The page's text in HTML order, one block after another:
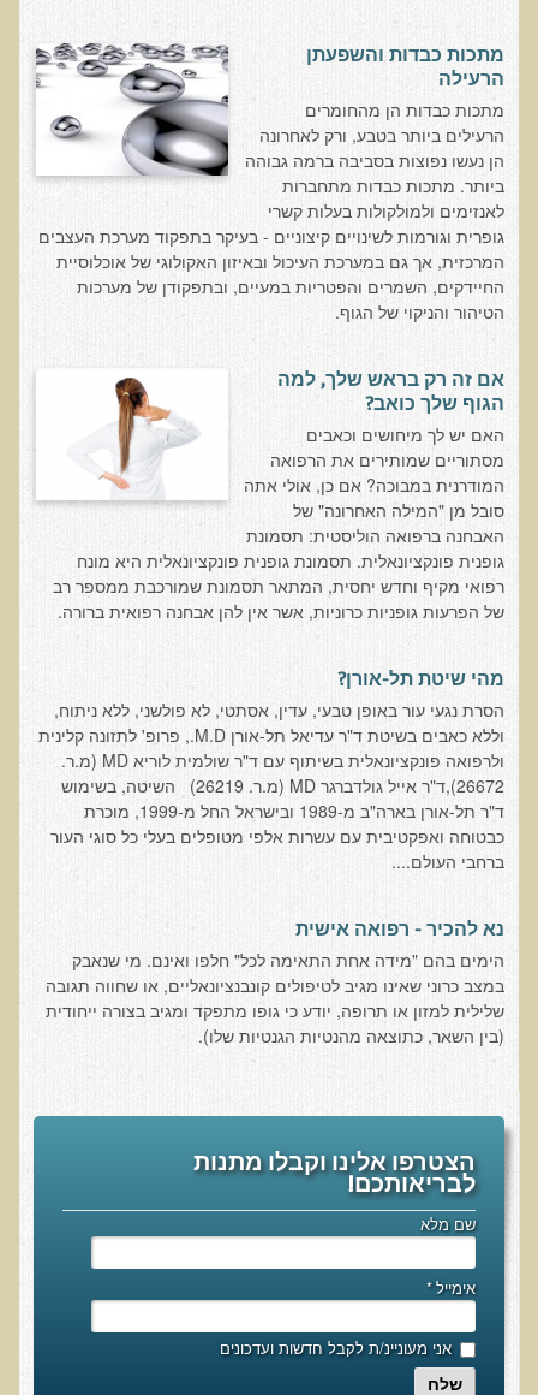
רכישת סדנת מדיטציה
וידאו מדיטציה - כל החלקים
וידאו מדיטציה - חלק 1 - הסבר כללי
טבעונות הלכה למעשה
רכישת סדנת טבעונות הלכה למעשה
הרצאות ואירועים
סדנה בנושא: התא ובריאותך
הרצאות ואירועים קרובים
חבקו את השמש! הרצאת זום
מפגש קולנועי עם דר' עדיאל תל-אורן
כנס אוכלים בריא 8
כנס בריאות העור, השיער והציפורניים - והקשר העמוק לבריאות הגוף
הפנימי והמח
הרצאה: תבוסת הסרטן - מהפכת הגילוי המוקדם
הרצאה: סודות האפיגנטיקה
עידן המחלות האוטו-אימוניות - מינקות ועד בגרות
הרצאות מוקלטות בעברית
תנועה תקינה במפרקים
עיבוד מזון - כל הסודות
הקשר התזונתי בין דלקת לסוכרת
כיצד מזונות תמימים הורסים את בריאותנו
כיצד לחיות חיים ארוכים ובריאים
המזון – תרופה או מניעה
בריאות המוח
תנועת המזון הבריא בשוליים
חיסונים ונושאים נוספים
הרצאה בנושא ניקוי רעלים
טבעונות במשפחה
מתכות כבדות והשפעתן
הרעילה
מתכות כבדות הן מהחומרים
הרעילים ביותר בטבע, ורק לאחרונה
הן נעשו נפוצות בסביבה ברמה גבוהה
ביותר. מתכות כבדות מתחברות
לאנזימים ולמולקולות בעלות קשרי
גופרית וגורמות לשינויים קיצוניים - בעיקר בתפקוד מערכת העצבים
המרכזית, אך גם במערכת העיכול ובאיזון האקולוגי של אוכלוסיית
החיידקים, השמרים והפטריות במעיים, ובתפקודן של מערכות
הטיהור והניקוי של הגוף.
אם זה רק בראש שלך, למה
הגוף שלך כואב?
האם יש לך מיחושים וכאבים
מסתוריים שמותירים את הרפואה
המודרנית במבוכה? אם כן, אולי אתה
סובל מן "המילה האחרונה" של
האבחנה ברפואה הוליסטית: תסמונת
גופנית פונקציונאלית. תסמונת גופנית פונקציונאלית היא מונח
רפואי מקיף וחדש יחסית, המתאר תסמונת שמורכבת ממספר רב
של הפרעות גופניות כרוניות, אשר אין להן אבחנה רפואית ברורה.
מהי שיטת תל-אורן?
הסרת נגעי עור באופן טבעי, עדין, אסתטי, לא פולשני, ללא ניתוח,
וללא כאבים בשיטת ד"ר עדיאל תל-אורן M.D., פרופ' לתזונה קלינית
ולרפואה פונקציונאלית בשיתוף עם ד"ר שולמית לוריא MD (מ.ר.
26672),ד"ר אייל גולדברגר MD (מ.ר. 26219) השיטה, בשימוש
ד"ר תל-אורן בארה"ב מ-1989 ובישראל החל מ-1999, מוכרת
כבטוחה ואפקטיבית עם עשרות אלפי מטופלים בעלי כל סוגי העור
ברחבי העולם....
נא להכיר - רפואה אישית
הימים בהם "מידה אחת התאימה לכל" חלפו ואינם. מי שנאבק
במצב כרוני שאינו מגיב לטיפולים קונבנציונאליים, או שחווה תגובה
שלילית למזון או תרופה, יודע כי גופו מתפקד ומגיב בצורה ייחודית
(בין השאר, כתוצאה מהנטיות הגנטיות שלו).
הצטרפו אלינו וקבלו מתנות
לבריאותכם!
שם מלא
אימייל*
אני מעוניינ/ת לקבל חדשות ועדכונים
שלח